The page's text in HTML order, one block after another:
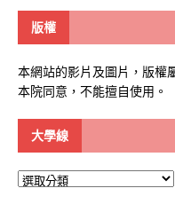
版權
本網站的影片及圖片，版權
本院同意，不能擅自使用。
大學線
大